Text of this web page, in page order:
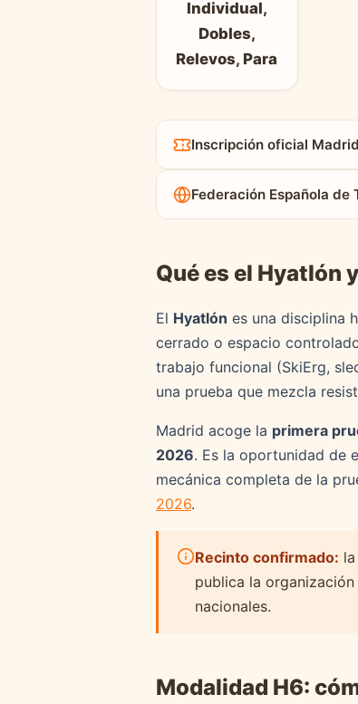
Individual,
Dobles,
Relevos, Para
Inscripción oficial
Federación Española
Qué es el Hyatlón
El Hyatlón es una disciplina
cerrado o espacio
trabajo funcional (SkiErg,
una prueba que mezcla
Madrid acoge la primera
2026. Es la oportunidad de
mecánica completa de la
2026.
Recinto confirmado:
publica la organización
nacionales.
Modalidad H6: